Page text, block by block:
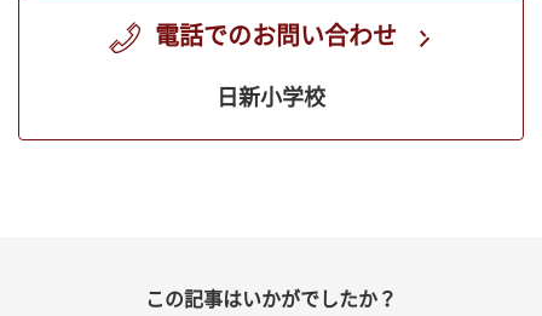
電話でのお問い合わせ
日新小学校
この記事はいかがでしたか？